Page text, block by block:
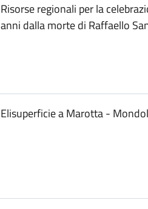
Risorse regionali per la
anni dalla morte di Raffaello
Elisuperficie a Marotta -